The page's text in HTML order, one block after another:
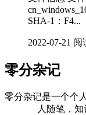
SHA-1：F4...
2022-07-21 阅
零分杂记
零分杂记是一个个
人随笔，